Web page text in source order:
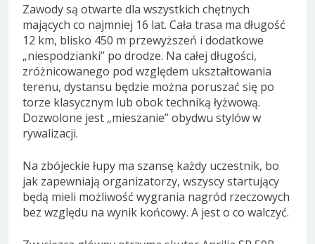
Zawody są otwarte dla wszystkich chętnych
mających co najmniej 16 lat. Cała trasa ma długość
12 km, blisko 450 m przewyższeń i dodatkowe
„niespodzianki” po drodze. Na całej długości,
zróżnicowanego pod względem ukształtowania
terenu, dystansu będzie można poruszać się po
torze klasycznym lub obok techniką łyżwową.
Dozwolone jest „mieszanie” obydwu stylów w
rywalizacji.
Na zbójeckie łupy ma szansę każdy uczestnik, bo
jak zapewniają organizatorzy, wszyscy startujący
będą mieli możliwość wygrania nagród rzeczowych
bez względu na wynik końcowy. A jest o co walczyć.